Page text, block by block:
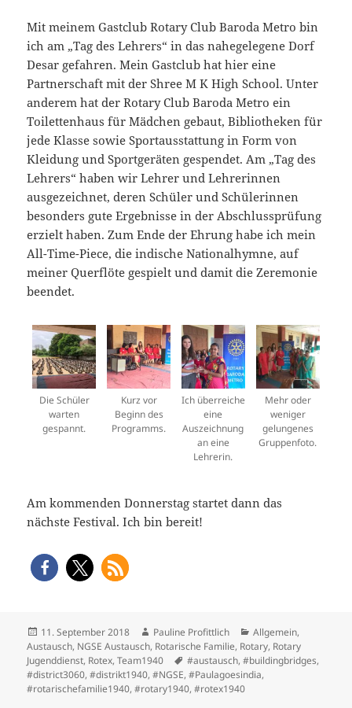
Mit meinem Gastclub Rotary Club Baroda Metro bin
ich am „Tag des Lehrers“ in das nahegelegene Dorf
Desar gefahren. Mein Gastclub hat hier eine
Partnerschaft mit der Shree M K High School. Unter
anderem hat der Rotary Club Baroda Metro ein
Toilettenhaus für Mädchen gebaut, Bibliotheken für
jede Klasse sowie Sportausstattung in Form von
Kleidung und Sportgeräten gespendet. Am „Tag des
Lehrers“ haben wir Lehrer und Lehrerinnen
ausgezeichnet, deren Schüler und Schülerinnen
besonders gute Ergebnisse in der Abschlussprüfung
erzielt haben. Zum Ende der Ehrung habe ich mein
All-Time-Piece, die indische Nationalhymne, auf
meiner Querflöte gespielt und damit die Zeremonie
beendet.
Die Schüler
warten
gespannt.
Kurz vor
Beginn des
Programms.
Ich überreiche
eine
Auszeichnung
an eine
Lehrerin.
Mehr oder
weniger
gelungenes
Gruppenfoto.
Am kommenden Donnerstag startet dann das
nächste Festival. Ich bin bereit!
Veröffentlicht
am
11. September 2018 Autor
Pauline Profittlich Kategorien
Allgemein,
Austausch, NGSE Austausch, Rotarische Familie, Rotary, Rotary
Jugenddienst, Rotex,Team1940 Schlagwörter
#austausch,#buildingbridges,
#district3060,#distrikt1940,#NGSE,#Paulagoesindia,
#rotarischefamilie1940,#rotary1940,#rotex1940